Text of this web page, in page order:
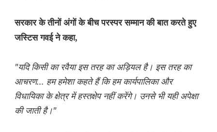
सरकार के तीनों अंगों के बीच परस्पर सम्मान की बात करते हुए
जस्टिस गवई ने कहा,
"यदि किसी का रवैया इस तरह का अड़ियल है। इस तरह का
आचरण... हम हमेशा कहते हैं कि हम कार्यपालिका और
विधायिका के क्षेत्र में हस्तक्षेप नहीं करेंगे। उनसे भी यही अपेक्षा
की जाती है।"